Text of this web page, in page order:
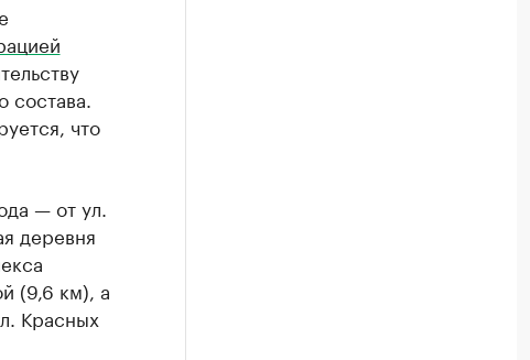
что
— от ул.
деревня
(9,6 км), а
Красных